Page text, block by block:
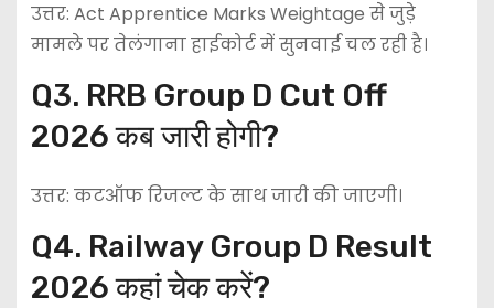
उत्तर: Act Apprentice Marks Weightage से जुड़े
मामले पर तेलंगाना हाईकोर्ट में सुनवाई चल रही है।
Q3. RRB Group D Cut Off
2026 कब जारी होगी?
उत्तर: कटऑफ रिजल्ट के साथ जारी की जाएगी।
Q4. Railway Group D Result
2026 कहां चेक करें?